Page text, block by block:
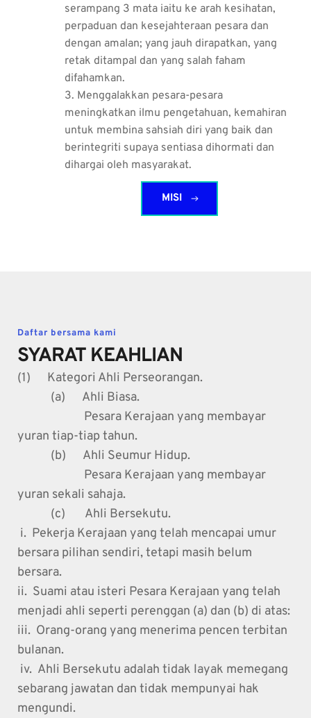
serampang 3 mata iaitu ke arah kesihatan,
perpaduan dan kesejahteraan pesara dan
dengan amalan; yang jauh dirapatkan, yang
retak ditampal dan yang salah faham
difahamkan.
3. Menggalakkan pesara-pesara
meningkatkan ilmu pengetahuan, kemahiran
untuk membina sahsiah diri yang baik dan
berintegriti supaya sentiasa dihormati dan
dihargai oleh masyarakat.
MISI
Daftar bersama kami
SYARAT KEAHLIAN
(1)      Kategori Ahli Perseorangan.
(a)      Ahli Biasa.
Pesara Kerajaan yang membayar
yuran tiap-tiap tahun.
(b)      Ahli Seumur Hidup.
Pesara Kerajaan yang membayar
yuran sekali sahaja.
(c)       Ahli Bersekutu.
i.  Pekerja Kerajaan yang telah mencapai umur
bersara pilihan sendiri, tetapi masih belum
bersara.
ii.  Suami atau isteri Pesara Kerajaan yang telah
menjadi ahli seperti perenggan (a) dan (b) di atas:
iii.  Orang-orang yang menerima pencen terbitan
bulanan.
iv.  Ahli Bersekutu adalah tidak layak memegang
sebarang jawatan dan tidak mempunyai hak
mengundi.